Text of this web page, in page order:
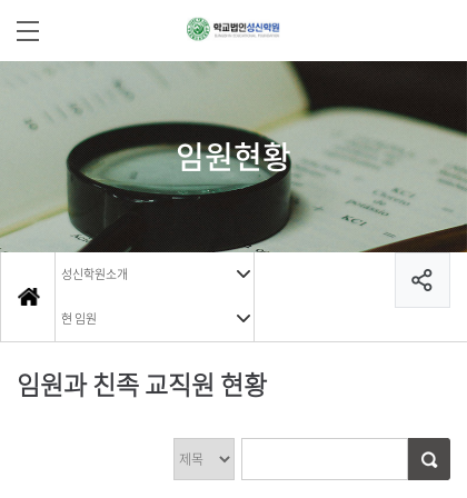
임원현황
성신학원소개
현 임원
임원과 친족 교직원 현황